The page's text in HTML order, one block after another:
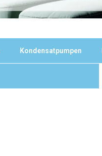
Kondensatpumpen